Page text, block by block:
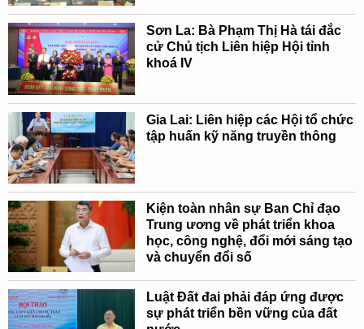
Sơn La: Bà Phạm Thị Hà tái đắc
cử Chủ tịch Liên hiệp Hội tỉnh
khoá IV
Gia Lai: Liên hiệp các Hội tổ chức
tập huấn kỹ năng truyền thông
Kiện toàn nhân sự Ban Chỉ đạo
Trung ương về phát triển khoa
học, công nghệ, đổi mới sáng tạo
và chuyển đổi số
Luật Đất đai phải đáp ứng được
sự phát triển bền vững của đất